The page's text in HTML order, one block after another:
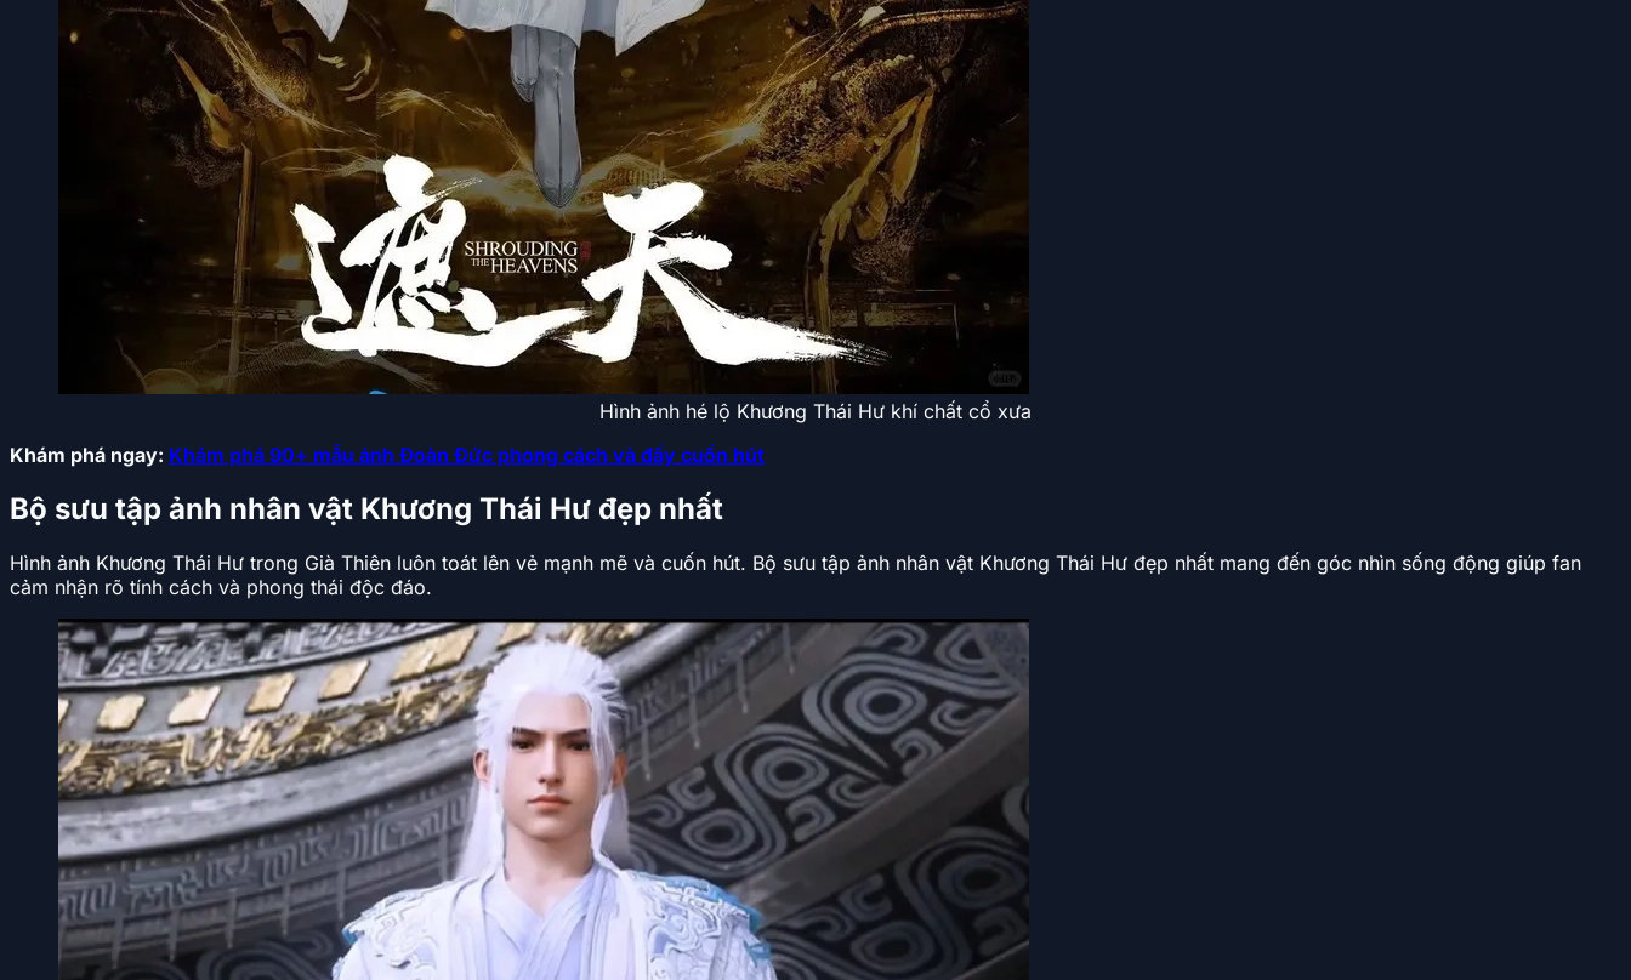
Hình ảnh hé lộ Khương Thái Hư khí chất cổ xưa
Khám phá ngay: Khám phá 90+ mẫu ảnh Đoàn Đức phong cách và đầy cuốn hút
Bộ sưu tập ảnh nhân vật Khương Thái Hư đẹp nhất
Hình ảnh Khương Thái Hư trong Già Thiên luôn toát lên vẻ mạnh mẽ và cuốn hút. Bộ sưu tập ảnh nhân vật Khương Thái Hư đẹp nhất mang đến góc nhìn sống động giúp fan
cảm nhận rõ tính cách và phong thái độc đáo.